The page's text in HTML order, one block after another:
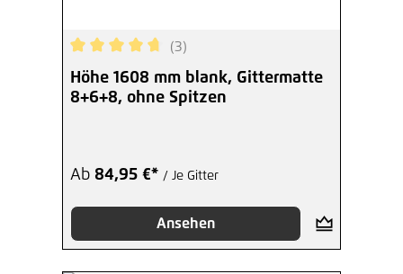
Durchschnittliche Bewertung von 4.67 von 5
(3)
Höhe 1608 mm blank, Gittermatte
8+6+8, ohne Spitzen
Ab 84,95 €* / Je Gitter
Ansehen